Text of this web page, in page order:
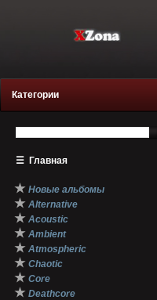
Категории
☰ Главная
★ Новые альбомы
★ Alternative
★ Acoustic
★ Ambient
★ Atmospheric
★ Chaotic
★ Core
★ Deathcore